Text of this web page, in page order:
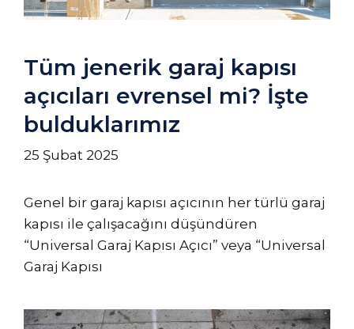
Tüm jenerik garaj kapısı
açıcıları evrensel mi? İşte
bulduklarımız
25 Şubat 2025
Genel bir garaj kapısı açıcının her türlü garaj
kapısı ile çalışacağını düşündüren
“Universal Garaj Kapısı Açıcı” veya “Universal
Garaj Kapısı